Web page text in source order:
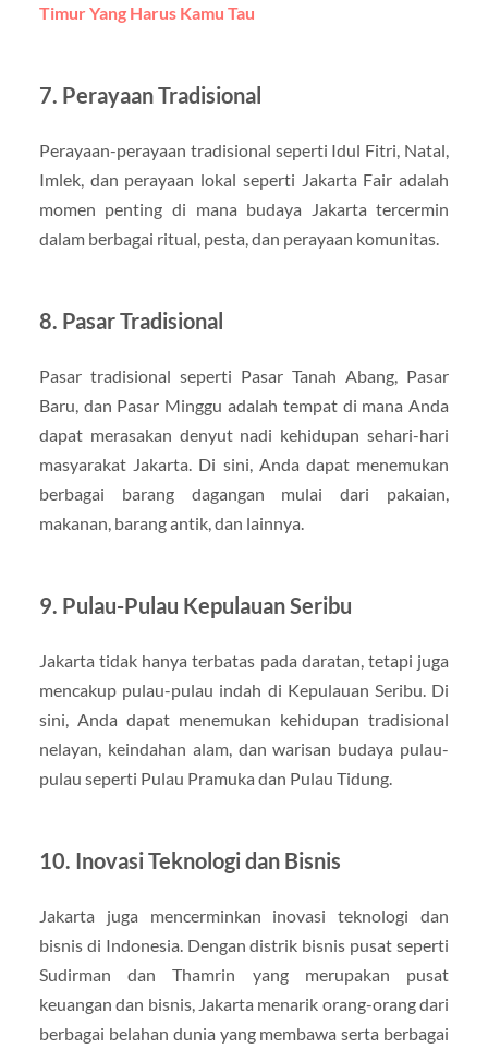
Timur Yang Harus Kamu Tau
7. Perayaan Tradisional
Perayaan-perayaan tradisional seperti Idul Fitri, Natal,
Imlek, dan perayaan lokal seperti Jakarta Fair adalah
momen penting di mana budaya Jakarta tercermin
dalam berbagai ritual, pesta, dan perayaan komunitas.
8. Pasar Tradisional
Pasar tradisional seperti Pasar Tanah Abang, Pasar
Baru, dan Pasar Minggu adalah tempat di mana Anda
dapat merasakan denyut nadi kehidupan sehari-hari
masyarakat Jakarta. Di sini, Anda dapat menemukan
berbagai barang dagangan mulai dari pakaian,
makanan, barang antik, dan lainnya.
9. Pulau-Pulau Kepulauan Seribu
Jakarta tidak hanya terbatas pada daratan, tetapi juga
mencakup pulau-pulau indah di Kepulauan Seribu. Di
sini, Anda dapat menemukan kehidupan tradisional
nelayan, keindahan alam, dan warisan budaya pulau-
pulau seperti Pulau Pramuka dan Pulau Tidung.
10. Inovasi Teknologi dan Bisnis
Jakarta juga mencerminkan inovasi teknologi dan
bisnis di Indonesia. Dengan distrik bisnis pusat seperti
Sudirman dan Thamrin yang merupakan pusat
keuangan dan bisnis, Jakarta menarik orang-orang dari
berbagai belahan dunia yang membawa serta berbagai